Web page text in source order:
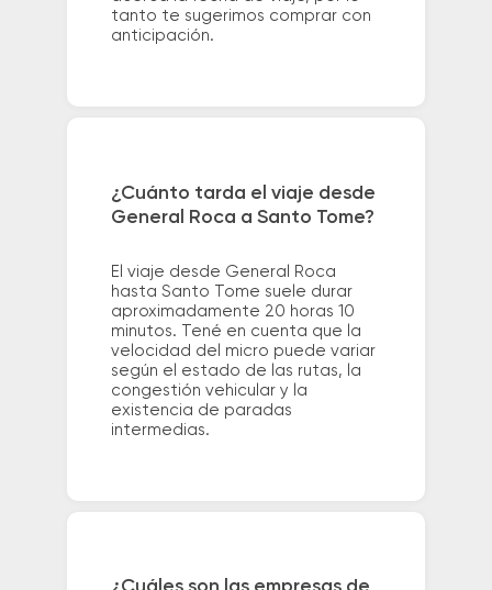
tanto te sugerimos comprar con
anticipación.
¿Cuánto tarda el viaje desde
General Roca a Santo Tome?
El viaje desde General Roca
hasta Santo Tome suele durar
aproximadamente 20 horas 10
minutos. Tené en cuenta que la
velocidad del micro puede variar
según el estado de las rutas, la
congestión vehicular y la
existencia de paradas
intermedias.